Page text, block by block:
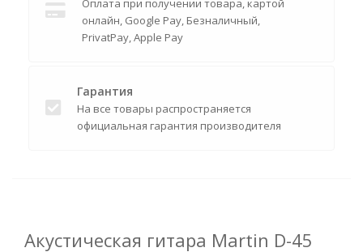
Оплата при получении товара, картой
онлайн, Google Pay, Безналичный,
PrivatPay, Apple Pay
Гарантия
На все товары распространяется
официальная гарантия производителя
Акустическая гитара Martin D-45